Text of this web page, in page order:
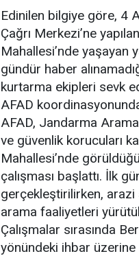
Edinilen bilgiye göre, 4
Çağrı Merkezi’ne
Mahallesi’nde yaşayan
gündür haber
kurtarma ekipleri sevk
AFAD
AFAD, Jandarma
ve güvenlik korucuları
Mahallesi’nde
çalışması başlattı. İlk
gerçekleştirilirken, arazi
arama faaliyetleri
Çalışmalar sırasında
yönündeki ihbar